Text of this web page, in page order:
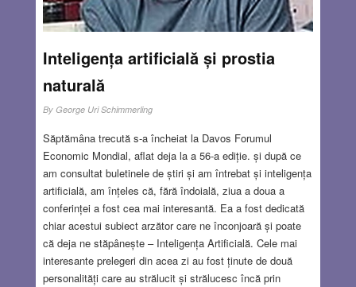
Inteligența artificială și prostia
naturală
By George Uri Schimmerling
Săptămâna trecută s-a încheiat la Davos Forumul
Economic Mondial, aflat deja la a 56-a ediție. și după ce
am consultat buletinele de știri și am întrebat și inteligența
artificială, am înțeles că, fără îndoială, ziua a doua a
conferinței a fost cea mai interesantă. Ea a fost dedicată
chiar acestui subiect arzător care ne înconjoară și poate
că deja ne stăpânește – Inteligența Artificială. Cele mai
interesante prelegeri din acea zi au fost ținute de două
personalități care au strălucit și strălucesc încă prin